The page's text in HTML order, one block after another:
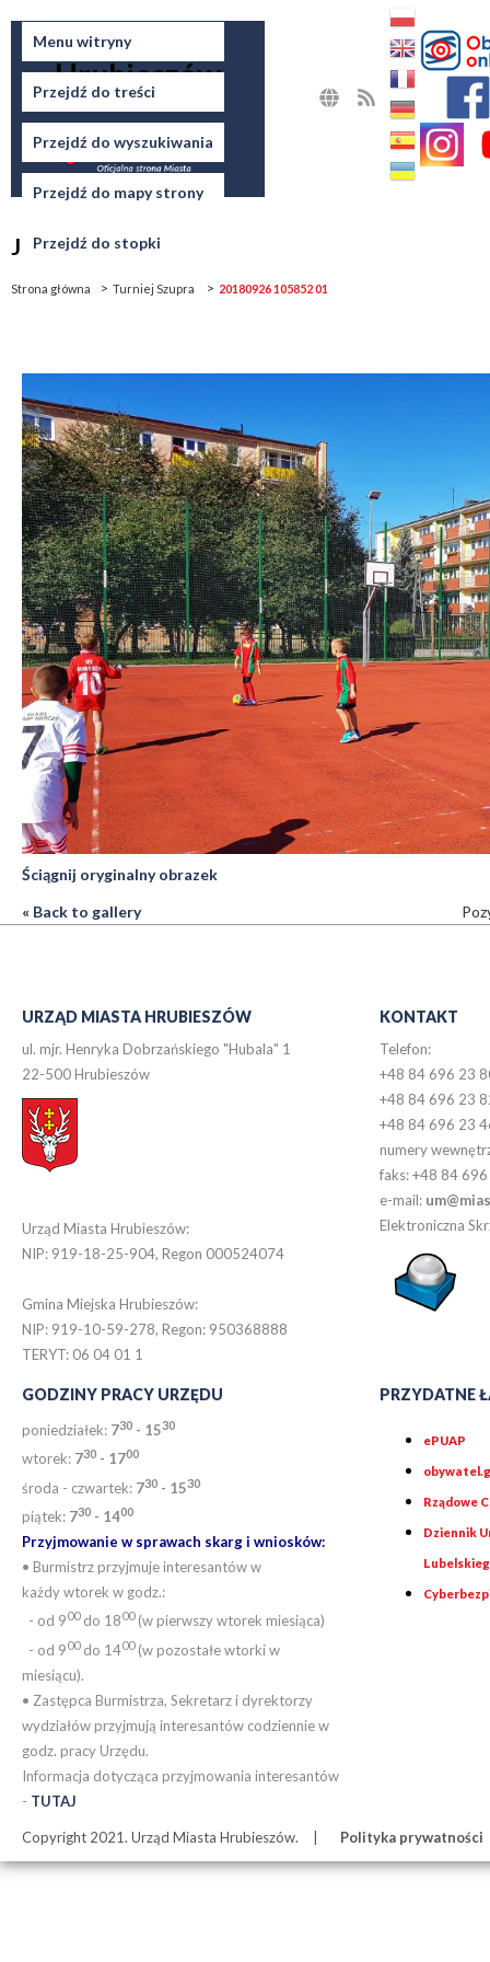
Menu witryny
Przejdź do treści
Przejdź do wyszukiwania
Przejdź do mapy strony
Przejdź do stopki
Miasto
Hrubieszów
Jesteś tutaj
Strona główna Turniej Szupra 20180926 105852 01
Ściągnij oryginalny obrazek
« Back to gallery
URZĄD MIASTA HRUBIESZÓW
ul. mjr. Henryka Dobrzańskiego "Hubala" 1
22-500 Hrubieszów
Urząd Miasta Hrubieszów:
NIP: 919-18-25-904, Regon 000524074
Gmina Miejska Hrubieszów:
NIP: 919-10-59-278, Regon: 950368888
TERYT: 06 04 01 1
KONTAKT
Telefon:
+48 84 696 23
+48 84 696 23
+48 84 696 23
numery
faks: +48 84
e-mail:
Elektroniczna
GODZINY PRACY URZĘDU
poniedziałek: 730 - 1530
wtorek: 730 - 1700
środa - czwartek: 730 - 1530
piątek: 730 - 1400
Przyjmowanie w sprawach skarg i wniosków:
• Burmistrz przyjmuje interesantów w
każdy wtorek w godz.:
- od 900do 1800(w pierwszy wtorek miesiąca)
- od 900do 1400(w pozostałe wtorki w
miesiącu).
• Zastępca Burmistrza, Sekretarz i dyrektorzy
wydziałów przyjmują interesantów codziennie w
godz. pracy Urzędu.
Informacja dotycząca przyjmowania interesantów
- TUTAJ
PRZYDATNE
ePUAP
Rządowe
Dziennik
Copyright 2021. Urząd Miasta Hrubieszów. Polityka prywatności